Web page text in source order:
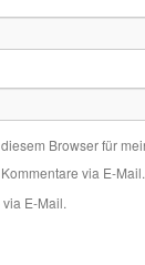
Browser für
via E-Mail.
E-Mail.